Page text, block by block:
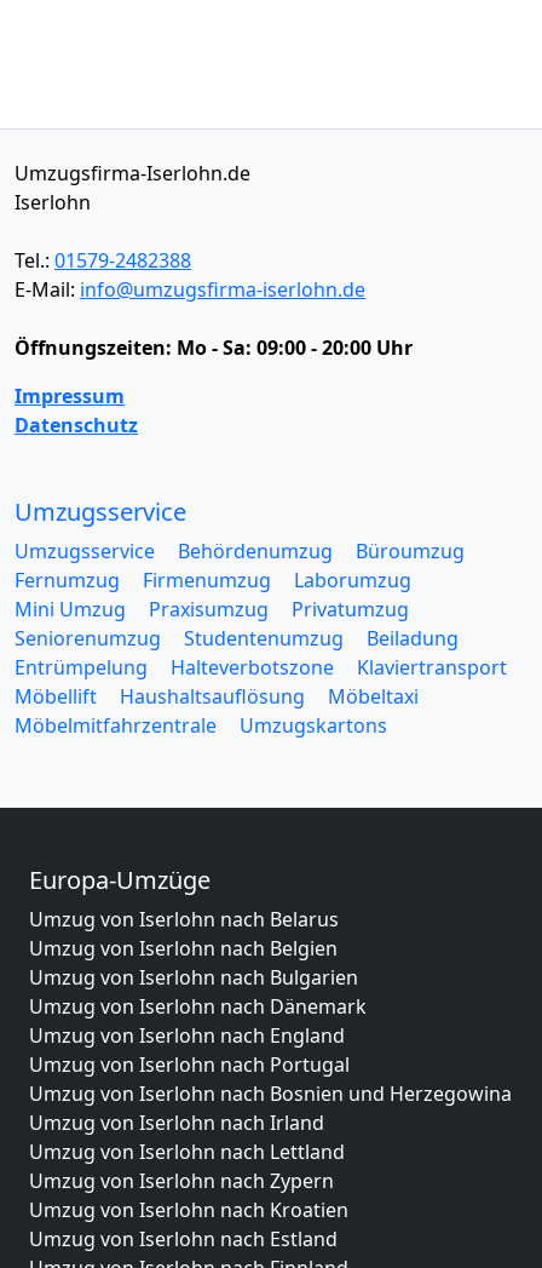
Umzugsfirma-Iserlohn.de
Iserlohn
Tel.: 01579-2482388
E-Mail: info@umzugsfirma-iserlohn.de
Öffnungszeiten: Mo - Sa: 09:00 - 20:00 Uhr
Impressum
Datenschutz
Umzugsservice
Umzugsservice Behördenumzug
Büroumzug
Fernumzug
Firmenumzug
Laborumzug
Mini Umzug
Praxisumzug
Privatumzug
Seniorenumzug
Studentenumzug
Beiladung
Entrümpelung
Halteverbotszone
Klaviertransport
Möbellift
Haushaltsauflösung
Möbeltaxi
Möbelmitfahrzentrale
Umzugskartons
Europa-Umzüge
Umzug von Iserlohn nach Belarus
Umzug von Iserlohn nach Belgien
Umzug von Iserlohn nach Bulgarien
Umzug von Iserlohn nach Dänemark
Umzug von Iserlohn nach England
Umzug von Iserlohn nach Portugal
Umzug von Iserlohn nach Bosnien und Herzegowina
Umzug von Iserlohn nach Irland
Umzug von Iserlohn nach Lettland
Umzug von Iserlohn nach Zypern
Umzug von Iserlohn nach Kroatien
Umzug von Iserlohn nach Estland